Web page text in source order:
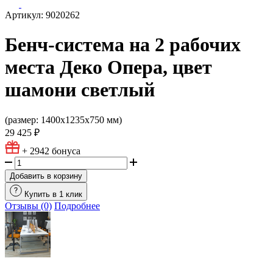
Артикул: 9020262
Бенч-система на 2 рабочих
места Деко Опера, цвет
шамони светлый
(размер: 1400х1235х750 мм)
29 425 ₽
+ 2942 бонуса
Добавить в корзину
Купить в 1 клик
Отзывы (0) Подробнее